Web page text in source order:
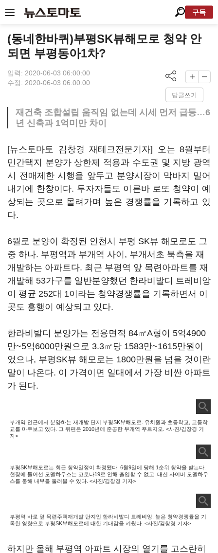
구독
(동네한바퀴)부평SK뷰해모로 청약 안
되면 부평동아1차?
입력: 2020-06-03 06:00:00
수정: 2020-06-03 06:00:00
답글쓰기
재건축 조합설립 움직임 없는데 시세 먼저 급등…6
년 신축과 1억미만 차이
[뉴스토마토 김창경 재테크전문기자] 오는 8월부터
민간택지 분양가 상한제 적용과 수도권 및 지방 광역
시 전매제한 시행을 앞두고 분양시장이 막바지 밀어
내기에 한창이다. 투자자들도 이른바 로또 청약이 예
상되는 곳으로 몰려가며 높은 경쟁률을 기록하고 있
다.
6월로 분양이 확정된 인천시 부평 SK뷰 해모로도 그
중 하나. 부평역과 부개역 사이, 부개서초 북측을 재
개발하는 아파트다. 최근 부평역 앞 목련아파트를 재
개발해 53가구를 일반분양했던 한라비발디 트레비앙
이 평균 252대 1이라는 청약경쟁률을 기록하면서 이
곳도 흥행이 예상되고 있다.
한라비발디 분양가는 전용면적 84㎡A형이 5억4900
만~5억6000만원으로 3.3㎡당 1583만~1615만원이
었으나, 부평SK뷰 해모로는 1800만원을 넘을 것이란
말이 나온다. 이 가격이면 일대에서 가장 비싼 아파트
가 된다.
부개역 인근에서 분양하는 재개발 단지 부평SK뷰해모로. 유치원과 초등학교, 고등학
교를 마주보고 있다. 그 뒤편은 2010년에 준공한 부개역 푸르지오. <사진/김창경 기
자>
부평SK뷰해모로는 최근 청약일정이 확정됐다. 6월9일에 당해 1순위 청약을 받는다.
현장에 들어선 모델하우스는 코로나19로 인해 출입할 수 없고, 대신 사이버 모델하우
스를 통해 내부를 둘러볼 수 있다. <사진/김창경 기자>
부평역 바로 옆 목련주택재개발 단지인 한라비발디 트레비앙. 높은 청약경쟁률을 기
록한 영향으로 부평SK뷰해모로에 대한 기대감을 키웠다. <사진/김창경 기자>
하지만 올해 부평역 아파트 시장의 열기를 고스란히